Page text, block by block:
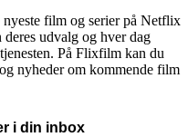
film og serier på Netflix
udvalg og hver dag
På Flixfilm kan du
nyheder om kommende film
i din inbox